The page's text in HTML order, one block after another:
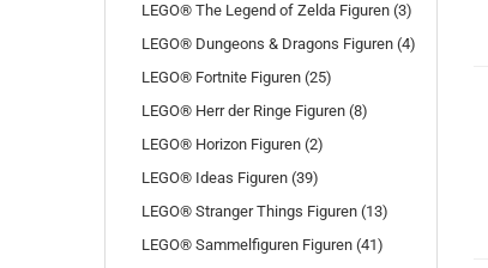
LEGO® The Legend of Zelda Figuren (3)
LEGO® Dungeons & Dragons Figuren (4)
LEGO® Fortnite Figuren (25)
LEGO® Herr der Ringe Figuren (8)
LEGO® Horizon Figuren (2)
LEGO® Ideas Figuren (39)
LEGO® Stranger Things Figuren (13)
LEGO® Sammelfiguren Figuren (41)